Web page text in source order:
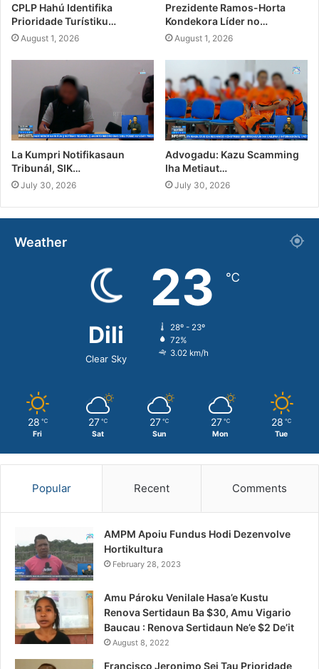
CPLP Hahú Identifika
Prioridade Turístiku…
August 1, 2026
Prezidente Ramos-Horta
Kondekora Líder no…
August 1, 2026
La Kumpri Notifikasaun
Tribunál, SIK…
July 30, 2026
Advogadu: Kazu Scamming
Iha Metiaut…
July 30, 2026
Weather
Dili
Clear Sky
23 ℃
28º - 23º
72%
3.02 km/h
28 ℃
Fri
27 ℃
Sat
27 ℃
Sun
27 ℃
Mon
28 ℃
Tue
Popular Recent Comments
AMPM Apoiu Fundus Hodi Dezenvolve
Hortikultura
February 28, 2023
Amu Pároku Venilale Hasa’e Kustu
Renova Sertidaun Ba $30, Amu Vigario
Baucau : Renova Sertidaun Ne’e $2 De’it
August 8, 2022
Francisco Jeronimo Sei Tau Prioridade